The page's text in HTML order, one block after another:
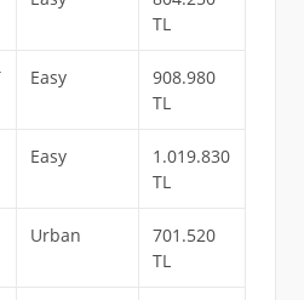
TL
Easy
908.980
TL
Easy
1.019.830
TL
Urban
701.520
TL